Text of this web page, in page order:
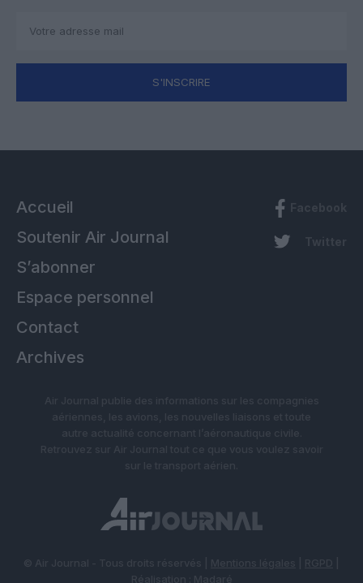
S'INSCRIRE
Accueil
Soutenir Air Journal
S’abonner
Espace personnel
Contact
Archives